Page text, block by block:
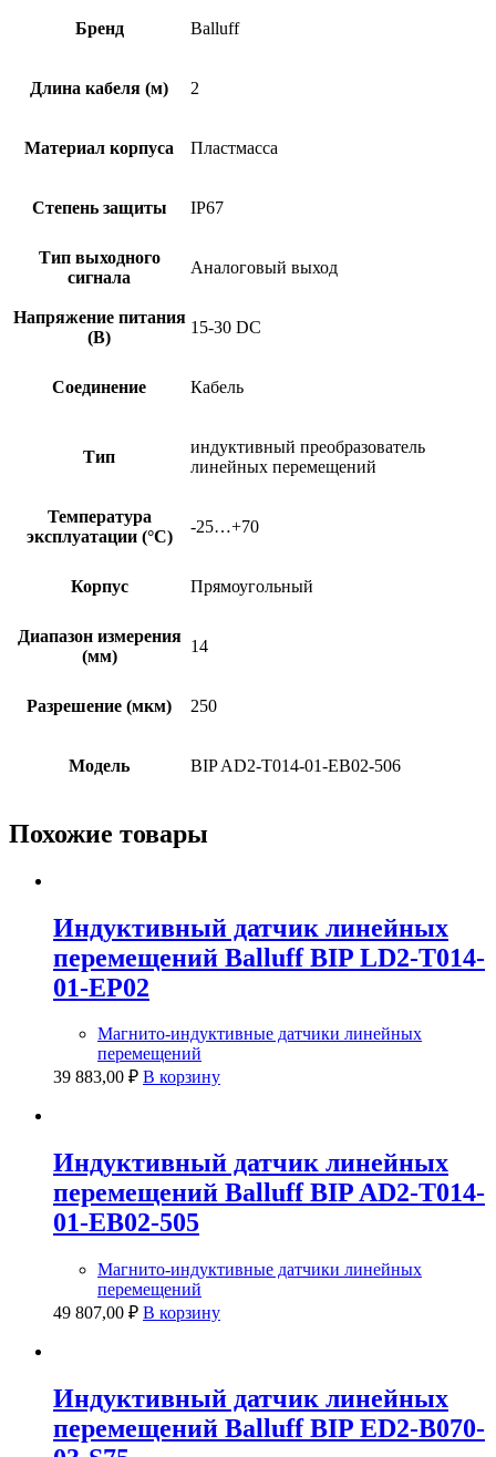
506
Бренд Balluff
Длина кабеля (м) 2
Материал корпуса Пластмасса
Степень защиты IP67
Тип выходного
сигнала
Аналоговый выход
Напряжение питания
(В)
15-30 DC
Соединение Кабель
Тип
индуктивный преобразователь
линейных перемещений
Температура
эксплуатации (°C)
-25…+70
Корпус Прямоугольный
Диапазон измерения
(мм)
14
Разрешение (мкм) 250
Модель BIP AD2-T014-01-EB02-506
Похожие товары
Индуктивный датчик линейных
перемещений Balluff BIP LD2-T014-
01-EP02
Магнито-индуктивные датчики линейных
перемещений
39 883,00 ₽ В корзину
Индуктивный датчик линейных
перемещений Balluff BIP AD2-T014-
01-EB02-505
Магнито-индуктивные датчики линейных
перемещений
49 807,00 ₽ В корзину
Индуктивный датчик линейных
перемещений Balluff BIP ED2-B070-